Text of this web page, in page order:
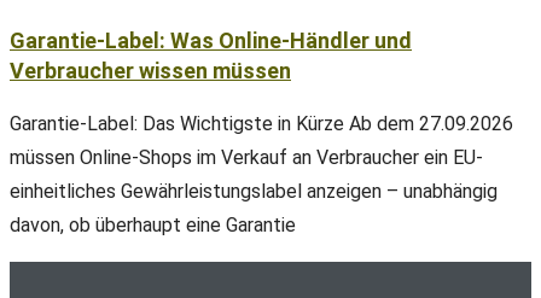
Garantie-Label: Was Online-Händler und
Verbraucher wissen müssen
Garantie-Label: Das Wichtigste in Kürze Ab dem 27.09.2026
müssen Online-Shops im Verkauf an Verbraucher ein EU-
einheitliches Gewährleistungslabel anzeigen – unabhängig
davon, ob überhaupt eine Garantie